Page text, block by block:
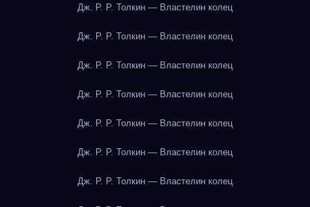
Дж. Р. Р. Толкин — Властелин колец
Дж. Р. Р. Толкин — Властелин колец
Дж. Р. Р. Толкин — Властелин колец
Дж. Р. Р. Толкин — Властелин колец
Дж. Р. Р. Толкин — Властелин колец
Дж. Р. Р. Толкин — Властелин колец
Дж. Р. Р. Толкин — Властелин колец